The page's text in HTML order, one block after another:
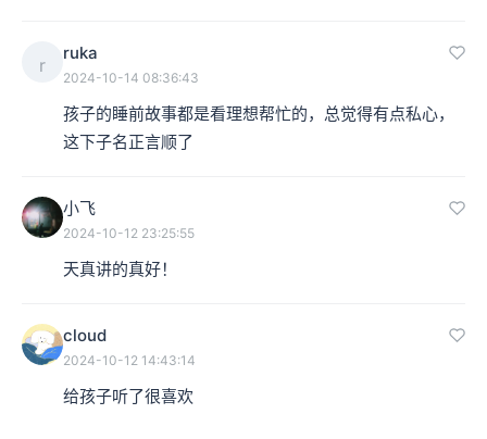
r
ruka
2024-10-14 08:36:43
孩子的睡前故事都是看理想帮忙的，总觉得有点私心，
这下子名正言顺了
小飞
2024-10-12 23:25:55
天真讲的真好！
cloud
2024-10-12 14:43:14
给孩子听了很喜欢